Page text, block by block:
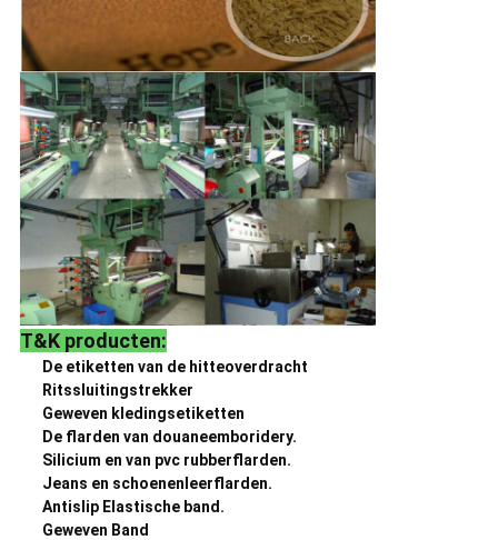
T&K producten:
De etiketten van de hitteoverdracht
Ritssluitingstrekker
Geweven kledingsetiketten
De flarden van douaneemboridery.
Silicium en van pvc rubberflarden.
Jeans en schoenenleerflarden.
Antislip Elastische band.
Geweven Band